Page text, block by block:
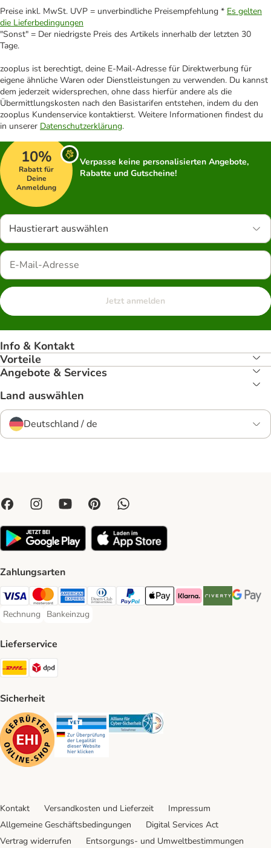
Preise inkl. MwSt. UVP = unverbindliche Preisempfehlung * Es gelten
die Lieferbedingungen
"Sonst" = Der niedrigste Preis des Artikels innerhalb der letzten 30
Tage.
zooplus ist berechtigt, deine E-Mail-Adresse für Direktwerbung für
eigene ähnliche Waren oder Dienstleistungen zu verwenden. Du kannst
dem jederzeit widersprechen, ohne dass hierfür andere als die
Übermittlungskosten nach den Basistarifen entstehen, indem du den
zooplus Kundenservice kontaktierst. Weitere Informationen findest du
in unserer Datenschutzerklärung.
10%
Rabatt für
Deine
Anmeldung
Verpasse keine personalisierten Angebote,
Rabatte und Gutscheine!
Haustierart auswählen
Jetzt anmelden
Info & Kontakt
Vorteile
Angebote & Services
Land auswählen
Deutschland / de
Zahlungsarten
Visa Payment Method
Mastercard Payment Method
American Express Payment Method
Diners Club Payment Method
PayPal Payment Method
Apple Pay Payment Method
Klarna Payment Method
Riverty Payment
Google
Rechnung
Rechnung Payment Method
Bankeinzug
Bankeinzug Payment Method
Lieferservice
DHL Shipping Method
Sicherheit
Security Security Security
Kontakt Versandkosten und Lieferzeit
Impressum
Allgemeine Geschäftsbedingungen
Digital Services Act
Vertrag widerrufen
Entsorgungs- und Umweltbestimmungen